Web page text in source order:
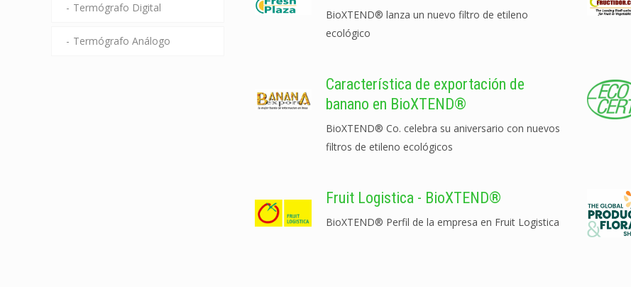
BioXTEND® lanza un nuevo filtro de etileno
ecológico
Característica de exportación de
banano en BioXTEND®
BioXTEND® Co. celebra su aniversario con nuevos
filtros de etileno ecológicos
Fruit Logistica - BioXTEND®
BioXTEND® Perfil de la empresa en Fruit Logistica
Termógrafo Digital
Termógrafo Análogo